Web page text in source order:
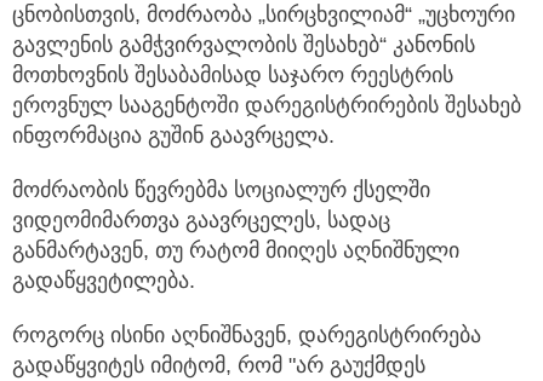
ცნობისთვის, მოძრაობა „სირცხვილიამ“ „უცხოური
გავლენის გამჭვირვალობის შესახებ“ კანონის
მოთხოვნის შესაბამისად საჯარო რეესტრის
ეროვნულ სააგენტოში დარეგისტრირების შესახებ
ინფორმაცია გუშინ გაავრცელა.
მოძრაობის წევრებმა სოციალურ ქსელში
ვიდეომიმართვა გაავრცელეს, სადაც
განმარტავენ, თუ რატომ მიიღეს აღნიშნული
გადაწყვეტილება.
როგორც ისინი აღნიშნავენ, დარეგისტრირება
გადაწყვიტეს იმიტომ, რომ "არ გაუქმდეს